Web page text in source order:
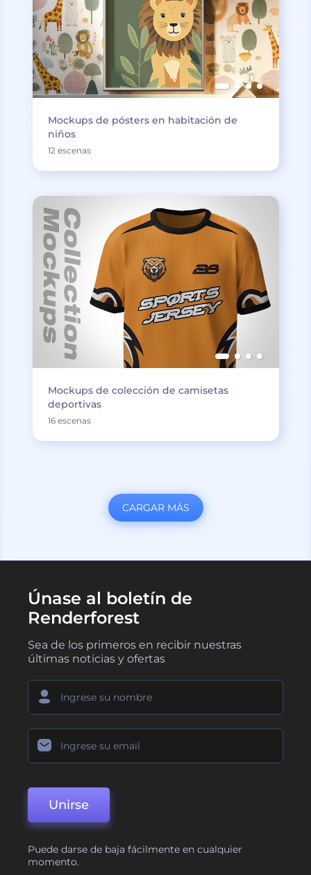
Mockups de pósters en habitación de
niños
12 escenas
Mockups de colección de camisetas
deportivas
16 escenas
CARGAR MÁS
Únase al boletín de
Renderforest
Sea de los primeros en recibir nuestras
últimas noticias y ofertas
Unirse
Puede darse de baja fácilmente en cualquier
momento.